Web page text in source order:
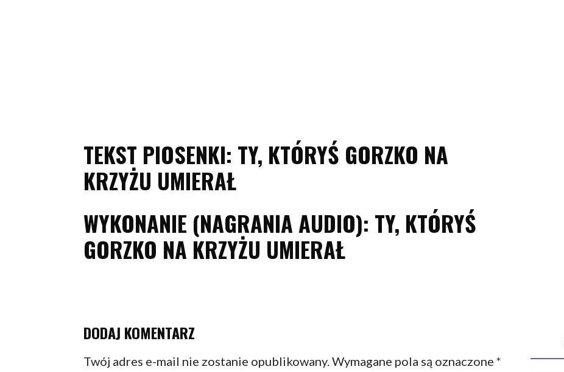
TEKST PIOSENKI: TY, KTÓRYŚ GORZKO NA
KRZYŻU UMIERAŁ
WYKONANIE (NAGRANIA AUDIO): TY, KTÓRYŚ
GORZKO NA KRZYŻU UMIERAŁ
DODAJ KOMENTARZ
Twój adres e-mail nie zostanie opublikowany.Wymagane pola są oznaczone*